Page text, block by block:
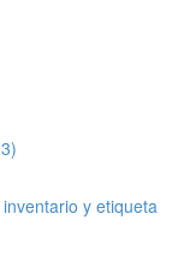
y etiqueta